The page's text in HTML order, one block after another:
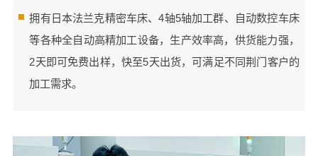
拥有日本法兰克精密车床、4轴5轴加工群、自动数控车床
等各种全自动高精加工设备，生产效率高，供货能力强，
2天即可免费出样，快至5天出货，可满足不同荆门客户的
加工需求。